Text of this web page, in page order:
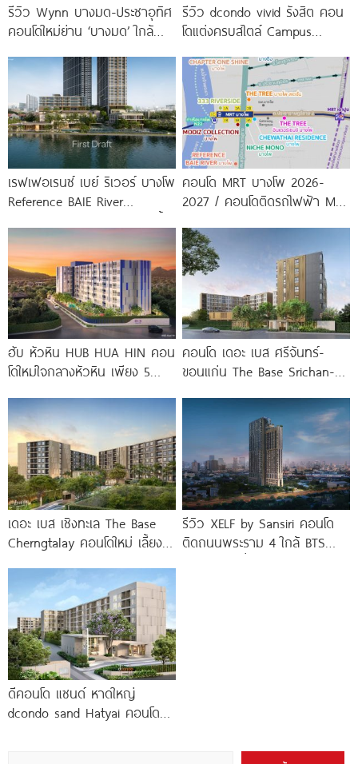
รีวิว Wynn บางมด-ประชาอุทิศ
คอนโดใหม่ย่าน ‘บางมด’ ใกล้
สายสีม่วง
รีวิว dcondo vivid รังสิต คอน
โดแต่งครบสไตล์ Campus
พร้อมรับ-ส่ง
เรฟเฟอเรนซ์ เบย์ ริเวอร์ บางโพ
Reference BAIE River
จาก
คอนโด MRT บางโพ 2026-
2027 / คอนโดติดรถไฟฟ้า MRT
ฮับ หัวหิน HUB HUA HIN คอน
โดใหม่ใจกลางหัวหิน เพียง 5
คอนโด เดอะ เบส ศรีจันทร์-
ขอนแก่น The Base Srichan-
ขอนแก่น
เดอะ เบส เชิงทะเล The Base
Cherngtalay คอนโดใหม่ เลี้ยง
รีวิว XELF by Sansiri คอนโด
ติดถนนพระราม 4 ใกล้ BTS
ดีคอนโด แซนด์ หาดใหญ่
dcondo sand Hatyai คอนโด